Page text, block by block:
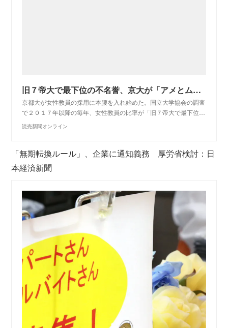
旧７帝大で最下位の不名誉、京大が「アメとムチ」で返上したい「汚名」
京都大が女性教員の採用に本腰を入れ始めた。国立大学協会の調査
で２０１７年以降の毎年、女性教員の比率が「旧７帝大で最下位…
読売新聞オンライン
「無期転換ルール」、企業に通知義務 厚労省検討：日
本経済新聞